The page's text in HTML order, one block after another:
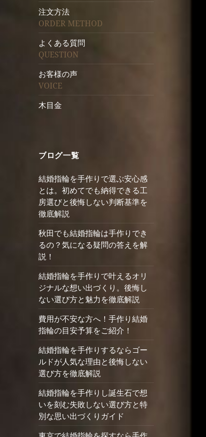
注文方法
ORDER METHOD
よくある質問
QUESTION
お客様の声
VOICE
木目金
ブログ一覧
結婚指輪を手作りで選ぶ安心感
とは。初めてでも納得できる工
房選びと後悔しない判断基準を
徹底解説
秋田でも結婚指輪は手作りでき
るの？気になる疑問の答えを解
説！
結婚指輪を手作りで叶えるオリ
ジナルな想い出づくり。後悔し
ない選び方と魅力を徹底解説
費用が不安な方へ！手作り結婚
指輪の目安予算をご紹介！
結婚指輪を手作りするならゴー
ルドが人気な理由と後悔しない
選び方を徹底解説
結婚指輪を手作りし誕生石で想
いを刻む失敗しない選び方と特
別な思い出づくりガイド